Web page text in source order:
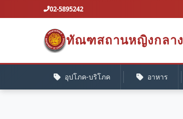
02-5895242
ทัณฑสถานหญิงกลาง
อุปโภค-บริโภค อาหาร